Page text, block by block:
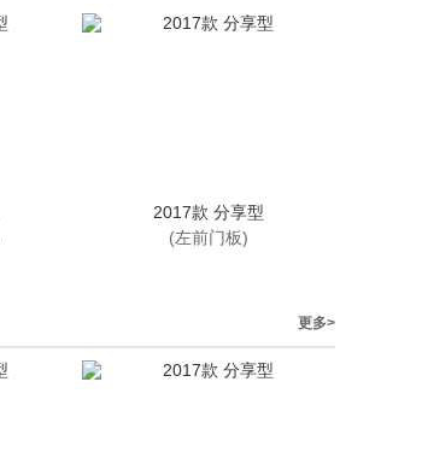
2017款 分享型
(左前门板)
更多>